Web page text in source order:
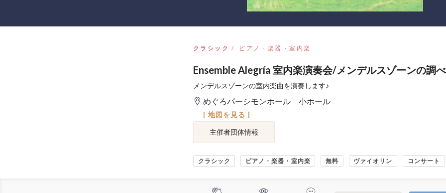
クラシック ピアノ・楽器・室内楽
Ensemble Alegría 室内楽演奏会/メンデルスゾーンの調べ
メンデルスゾーンの室内楽曲を演奏します♪
めぐろパーシモンホール 小ホール
[ 地図を見る ]
主催者団体情報
クラシック ピアノ・楽器・室内楽 無料 ヴァイオリン コンサート